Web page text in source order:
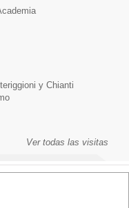
y Chianti
Ver todas las visitas